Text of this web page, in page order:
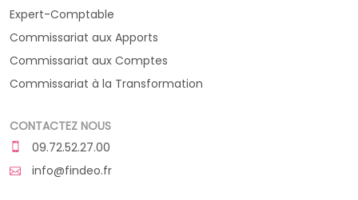
Expert-Comptable
Commissariat aux Apports
Commissariat aux Comptes
Commissariat à la Transformation
CONTACTEZ NOUS
09.72.52.27.00
info@findeo.fr